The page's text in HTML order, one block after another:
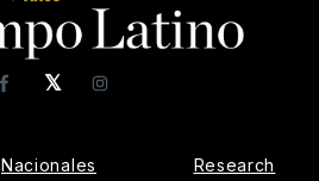
𝕏
FacebookInstagram
Nacionales Research